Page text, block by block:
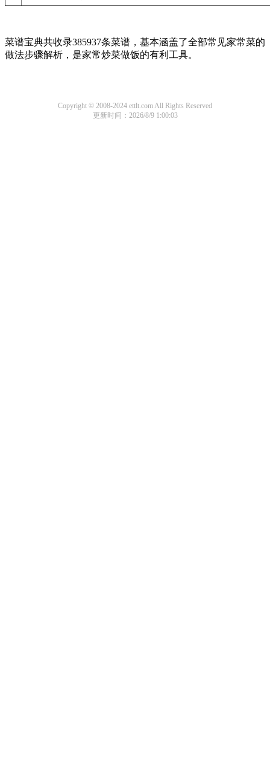
菜谱宝典共收录385937条菜谱，基本涵盖了全部常见家常菜的
做法步骤解析，是家常炒菜做饭的有利工具。
Copyright © 2008-2024 ettlt.com All Rights Reserved
更新时间：2026/8/9 1:00:03